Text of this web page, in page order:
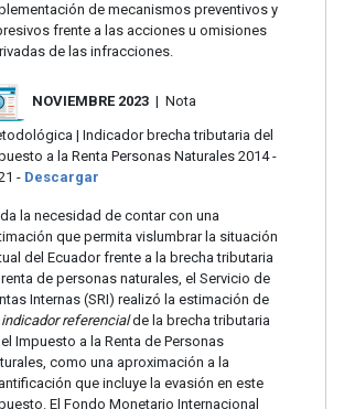
de mecanismos preventivos y
frente a las acciones u omisiones
de las infracciones.
NOVIEMBRE 2023 | Nota
| Indicador brecha tributaria del
a la Renta Personas Naturales 2014 -
- Descargar
la necesidad de contar con una
que permita vislumbrar la situación
del Ecuador frente a la brecha tributaria
de personas naturales, el Servicio de
Internas (SRI) realizó la estimación de
indicador referencialde la brecha tributaria
Impuesto a la Renta de Personas
como una aproximación a la
que incluye la evasión en este
El Fondo Monetario Internacional